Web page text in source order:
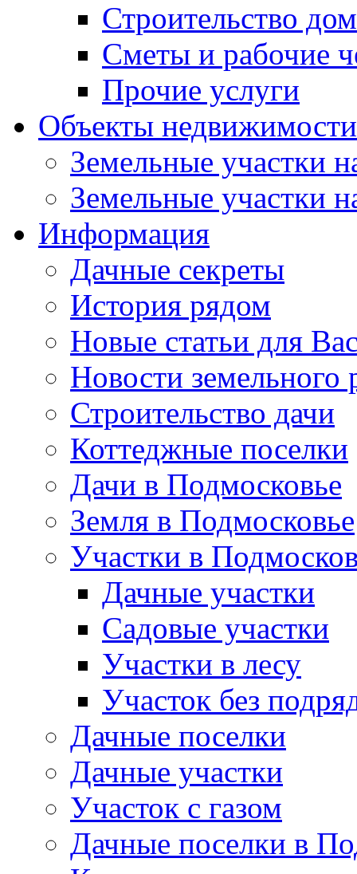
Строительство
Сметы и рабочие
Прочие услуги
Объекты недвижимости
Земельные участки
Земельные участки
Информация
Дачные секреты
История рядом
Новые статьи для
Новости земельного
Строительство дачи
Коттеджные поселки
Дачи в Подмосковье
Земля в Подмосковье
Участки в
Дачные участки
Садовые участки
Участки в лесу
Участок без
Дачные поселки
Дачные участки
Участок с газом
Дачные поселки в